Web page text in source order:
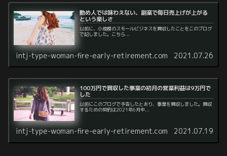
勤め人では味わえない、副業で毎日売上げが上がる
という楽しさ
以前に、小規模のスモールビジネスを買収したことをこのブログ
で記しました。こちら...
intj-type-woman-fire-early-retirement.com 2021.07.26
100万円で買収した事業の初月の営業利益は9万円で
した
以前にこのブログで予告したとおり、事業を買収しました。買収
するための契約は2021年6月中...
intj-type-woman-fire-early-retirement.com 2021.07.19